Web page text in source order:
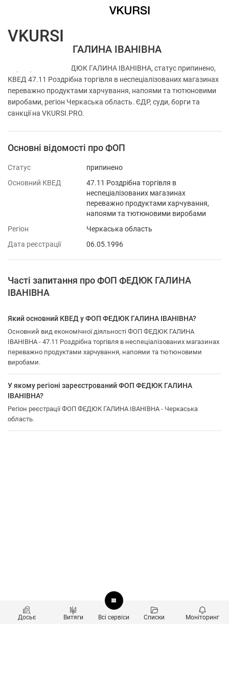
ФОП ФЕДЮК ГАЛИНА ІВАНІВНА
Перевірка ФОП ФЕДЮК ГАЛИНА ІВАНІВНА, статус припинено,
КВЕД 47.11 Роздрібна торгівля в неспеціалізованих магазинах
переважно продуктами харчування, напоями та тютюновими
виробами, регіон Черкаська область. ЄДР, суди, борги та
санкції на VKURSI.PRO.
Основні відомості про ФОП
Статус
припинено
Основний КВЕД
47.11 Роздрібна торгівля в
неспеціалізованих магазинах
переважно продуктами харчування,
напоями та тютюновими виробами
Регіон
Черкаська область
Дата реєстрації
06.05.1996
Часті запитання про ФОП ФЕДЮК ГАЛИНА
ІВАНІВНА
Який основний КВЕД у ФОП ФЕДЮК ГАЛИНА ІВАНІВНА?
Основний вид економічної діяльності ФОП ФЕДЮК ГАЛИНА
ІВАНІВНА - 47.11 Роздрібна торгівля в неспеціалізованих магазинах
переважно продуктами харчування, напоями та тютюновими
виробами.
У якому регіоні зареєстрований ФОП ФЕДЮК ГАЛИНА
ІВАНІВНА?
Регіон реєстрації ФОП ФЕДЮК ГАЛИНА ІВАНІВНА - Черкаська
область.
Досьє Витяги Всі сервіси Списки Моніторинг
VKURSI